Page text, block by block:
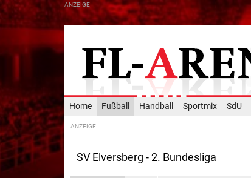
Home Fußball Handball Sportmix SdU
SV Elversberg - 2. Bundesliga